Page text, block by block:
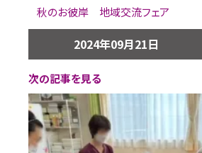
秋のお彼岸 地域交流フェア
2024年09月21日
次の記事を見る